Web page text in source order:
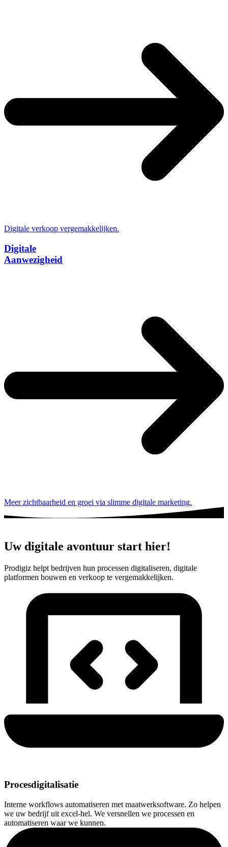
Digitale verkoop vergemakkelijken.
Digitale
Aanwezigheid
Meer zichtbaarheid en groei via slimme digitale marketing.
Uw digitale avontuur start hier!
Prodigiz helpt bedrijven hun processen digitaliseren, digitale
platformen bouwen en verkoop te vergemakkelijken.
Procesdigitalisatie
Interne workflows automatiseren met maatwerksoftware. Zo helpen
we uw bedrijf uit excel-hel. We versnellen we processen en
automatiseren waar we kunnen.